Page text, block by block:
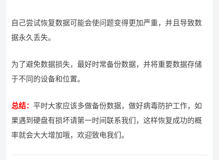
自己尝试恢复数据可能会使问题变得更加严重，并且导致数
据永久丢失。
为了避免数据损失，最好时常备份数据，并将重要数据存储
于不同的设备和位置。
总结：平时大家应该多做备份数据，做好病毒防护工作，如
果遇到硬盘有损坏请第一时间联系我们，这样恢复成功的概
率就会大大增加哦，欢迎致电我们。